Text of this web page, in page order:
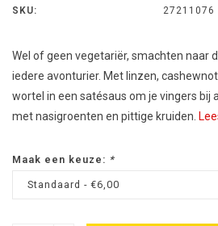
SKU:
27211076
Wel of geen vegetariër, smachten naar
iedere avonturier. Met linzen,
wortel in een satésaus om je vingers bij
met nasigroenten en pittige kruiden.
Maak een keuze: *
Standaard - €6,00